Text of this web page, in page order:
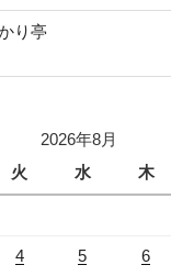
り亭
2026年8月
火 水 木
4 5 6